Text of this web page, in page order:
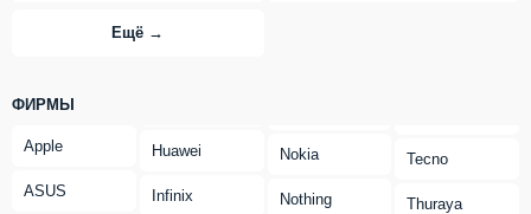
Ещё →
ФИРМЫ
Apple
ASUS
Huawei
Infinix
Nokia
Nothing
Tecno
Thuraya